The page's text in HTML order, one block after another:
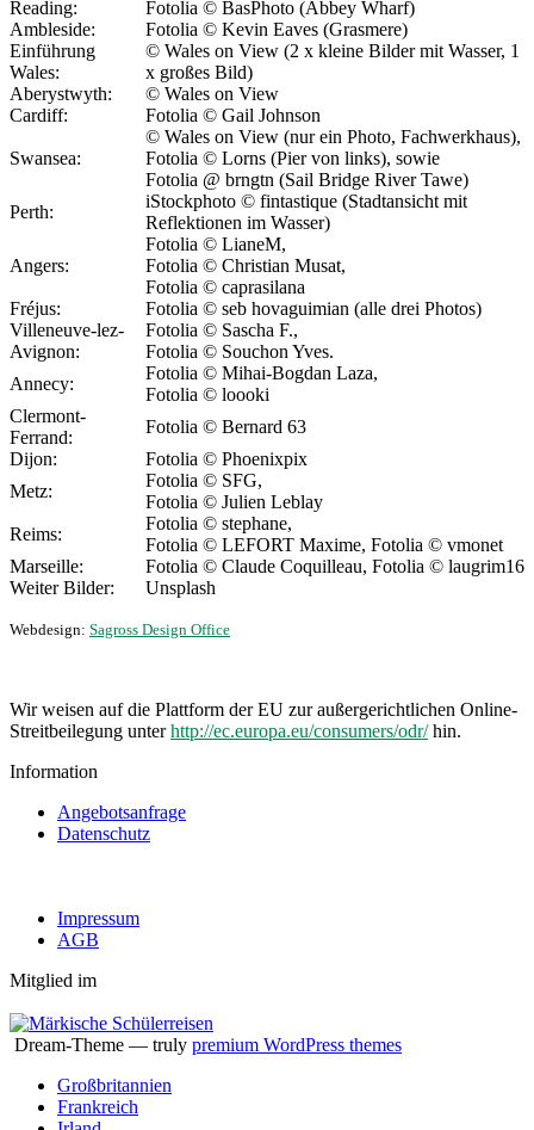
Reading:
Fotolia © BasPhoto (Abbey Wharf)
Ambleside:
Fotolia © Kevin Eaves (Grasmere)
Einführung
Wales:
© Wales on View (2 x kleine Bilder mit Wasser, 1
x großes Bild)
Aberystwyth:
© Wales on View
Cardiff:
Fotolia © Gail Johnson
Swansea:
© Wales on View (nur ein Photo, Fachwerkhaus),
Fotolia © Lorns (Pier von links), sowie
Fotolia @ brngtn (Sail Bridge River Tawe)
Perth:
iStockphoto © fintastique (Stadtansicht mit
Reflektionen im Wasser)
Angers:
Fotolia © LianeM,
Fotolia © Christian Musat,
Fotolia © caprasilana
Fréjus:
Fotolia © seb hovaguimian (alle drei Photos)
Villeneuve-lez-
Avignon:
Fotolia © Sascha F.,
Fotolia © Souchon Yves.
Annecy:
Fotolia © Mihai-Bogdan Laza,
Fotolia © loooki
Clermont-
Ferrand:
Fotolia © Bernard 63
Dijon:
Fotolia © Phoenixpix
Metz:
Fotolia © SFG,
Fotolia © Julien Leblay
Reims:
Fotolia © stephane,
Fotolia © LEFORT Maxime, Fotolia © vmonet
Marseille:
Fotolia © Claude Coquilleau, Fotolia © laugrim16
Weiter Bilder:
Unsplash
Webdesign: Sagross Design Office
Wir weisen auf die Plattform der EU zur außergerichtlichen Online-
Streitbeilegung unterhttp://ec.europa.eu/consumers/odr/hin.
Information
Angebotsanfrage
Datenschutz
Impressum
AGB
Mitglied im
Dream-Theme — truly premium WordPress themes
Großbritannien
Frankreich